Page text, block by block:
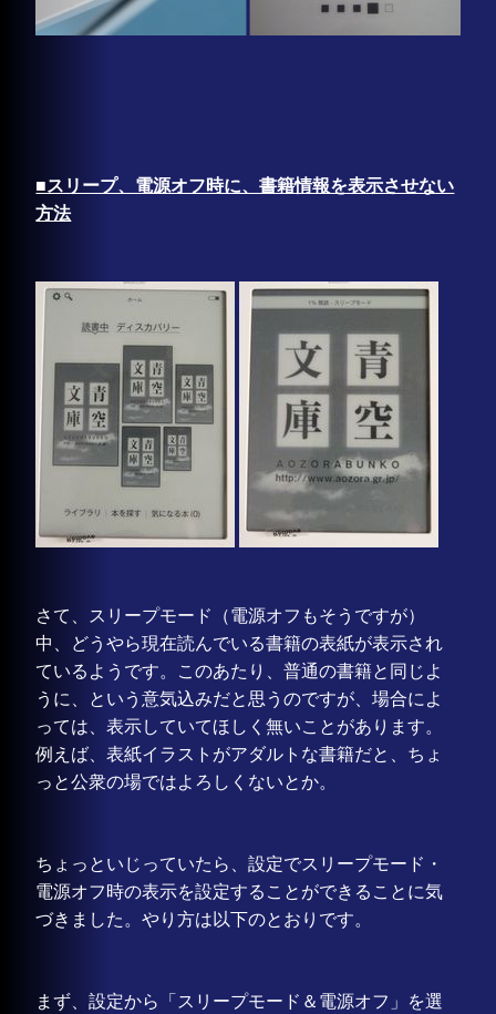
■スリープ、電源オフ時に、書籍情報を表示させない
方法
さて、スリープモード（電源オフもそうですが）
中、どうやら現在読んでいる書籍の表紙が表示され
ているようです。このあたり、普通の書籍と同じよ
うに、という意気込みだと思うのですが、場合によ
っては、表示していてほしく無いことがあります。
例えば、表紙イラストがアダルトな書籍だと、ちょ
っと公衆の場ではよろしくないとか。
ちょっといじっていたら、設定でスリープモード・
電源オフ時の表示を設定することができることに気
づきました。やり方は以下のとおりです。
まず、設定から「スリープモード＆電源オフ」を選